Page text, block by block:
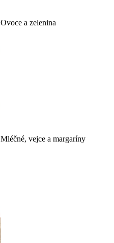
Ovoce a zelenina
Mléčné, vejce a margaríny